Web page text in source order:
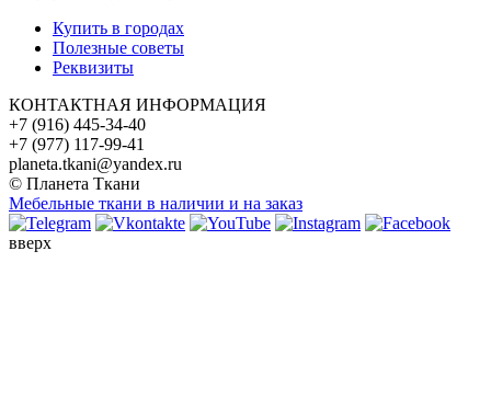
Купить в городах
Полезные советы
Реквизиты
КОНТАКТНАЯ ИНФОРМАЦИЯ
+7 (916) 445-34-40
+7 (977) 117-99-41
planeta.tkani@yandex.ru
© Планета Ткани
Мебельные ткани в наличии и на заказ
вверх